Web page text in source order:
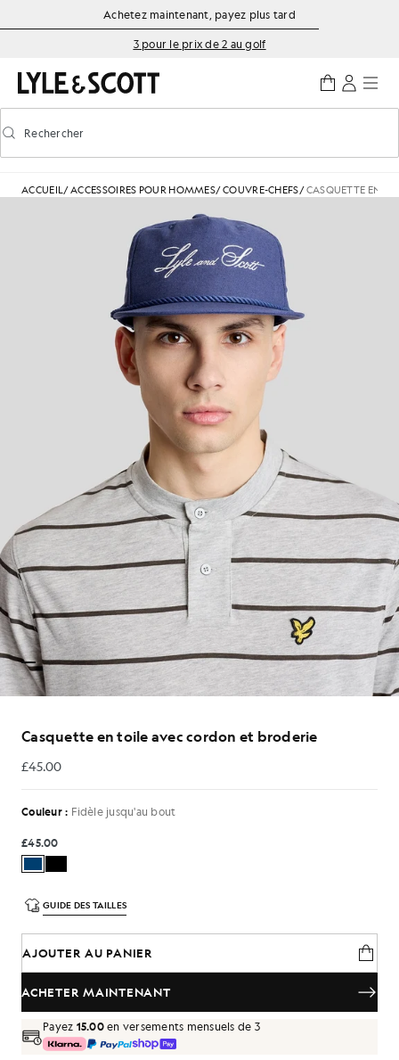
Aller directement au contenu principal
Informations sur l'accessibilité
Achetez maintenant, payez plus tard
3 pour le prix de 2 au golf
Activer/désactiver la recherche prédictive
Rechercher
ACCUEIL/ACCESSOIRES POUR HOMMES/COUVRE-CHEFS/CASQUETTE EN
Casquette en toile avec cordon et broderie
£45.00
£45.00
Couleur : Fidèle jusqu'au bout
£45.00
GUIDE DES TAILLES
AJOUTER AU PANIER
ACHETER MAINTENANT
Payez 15.00en versements mensuels de 3